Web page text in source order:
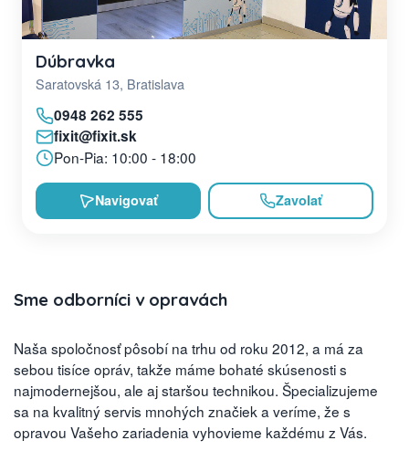
Dúbravka
Saratovská 13, Bratislava
0948 262 555
fixit@fixit.sk
Pon-Pia: 10:00 - 18:00
Navigovať Zavolať
Sme odborníci v opravách
Naša spoločnosť pôsobí na trhu od roku 2012, a má za
sebou tisíce opráv, takže máme bohaté skúsenosti s
najmodernejšou, ale aj staršou technikou. Špecializujeme
sa na kvalitný servis mnohých značiek a veríme, že s
opravou Vašeho zariadenia vyhovieme každému z Vás.